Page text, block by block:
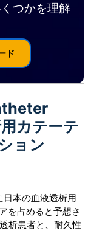
つかを理解
ド
カテーテ
ョン
本の血液透析用
を占めると予想さ
析患者と、耐久性